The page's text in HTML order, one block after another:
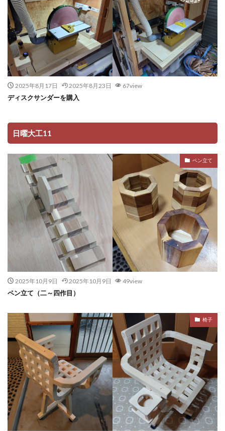
2025年8月17日 2025年8月23日 67view
ディスクサンダーを購入
日曜大工11
ペン立て
2025年10月9日 2025年10月9日 49view
ペン立て（二～四作目）
椅子